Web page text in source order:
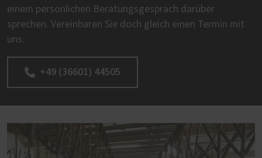
einem persönlichen Beratungsgespräch darüber
sprechen. Vereinbaren Sie doch gleich einen Termin mit
uns.
+49 (36601) 44505